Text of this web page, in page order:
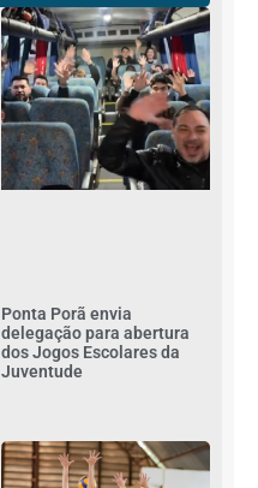
Ponta Porã envia
delegação para abertura
dos Jogos Escolares da
Juventude